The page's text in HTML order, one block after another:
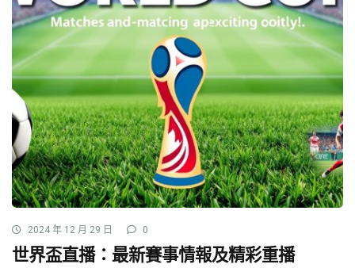
2024 年 12 月 29 日 0
世界盃直播：最新賽事情報及精彩重播